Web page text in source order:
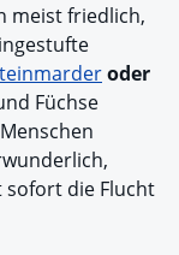
meist friedlich,
oder
Füchse
sofort die Flucht